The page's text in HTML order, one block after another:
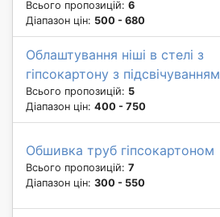
Всього пропозицій: 6
Діапазон цін: 500 - 680
Облаштування ніші в стелі з
гіпсокартону з підсвічуванням
Всього пропозицій: 5
Діапазон цін: 400 - 750
Обшивка труб гіпсокартоном
Всього пропозицій: 7
Діапазон цін: 300 - 550